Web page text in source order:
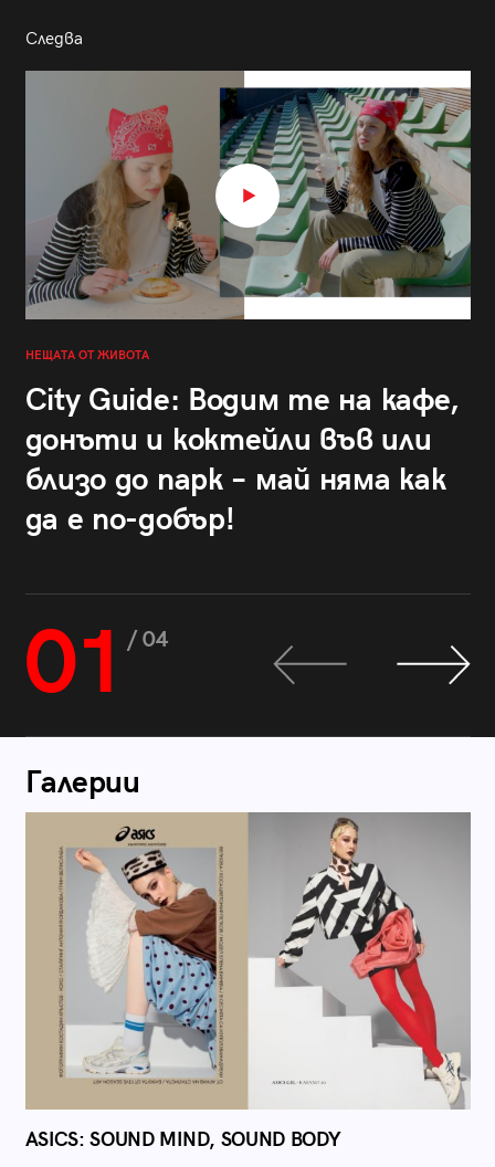
Следва
НЕЩАТА ОТ ЖИВОТА
City Guide: Водим те на кафе,
донъти и коктейли във или
близо до парк – май няма как
да е по-добър!
01 / 04
Галерии
ASICS: SOUND MIND, SOUND BODY